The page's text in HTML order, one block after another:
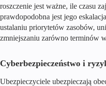
roszczenie jest ważne, ile czasu
prawdopodobna jest jego
ustalaniu priorytetów zasobów,
zmniejszaniu zarówno terminów
Cyberbezpieczeństwo i
Ubezpieczyciele ubezpieczają